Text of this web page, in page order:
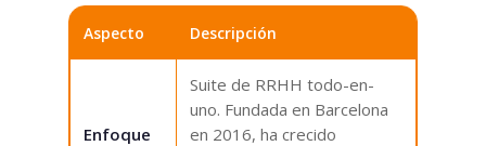
Aspecto Descripción
Enfoque
Suite de RRHH todo-en-
uno. Fundada en Barcelona
en 2016, ha crecido